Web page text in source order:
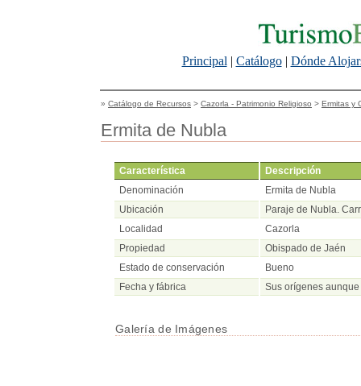
Principal | Catálogo| Dónde
» Catálogo de Recursos > Cazorla - Patrimonio Religioso > Ermitas y
Ermita de Nubla
Característica
Descripción
Denominación
Ermita de Nubla
Ubicación
Paraje de Nubla.
Localidad
Cazorla
Propiedad
Obispado de Jaén
Estado de conservación
Bueno
Fecha y fábrica
Sus orígenes
Galería de Imágenes